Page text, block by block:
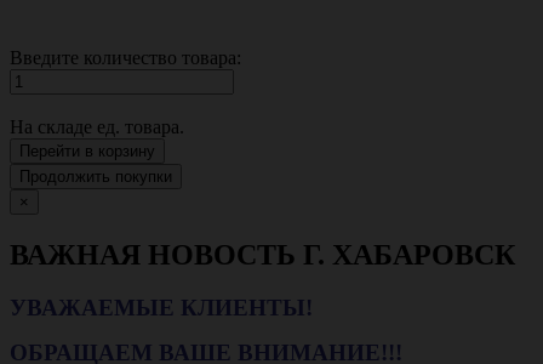
Введите количество товара:
На складе ед. товара.
Перейти в корзину
Продолжить покупки
×
ВАЖНАЯ НОВОСТЬ Г. ХАБАРОВСК
УВАЖАЕМЫЕ КЛИЕНТЫ!
ОБРАЩАЕМ ВАШЕ ВНИМАНИЕ!!!